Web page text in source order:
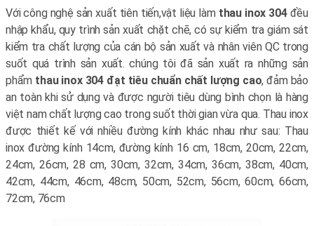
Với công nghệ sản xuất tiên tiến,vật liệu làm thau inox 304đều
nhập khẩu, quy trình sản xuất chặt chẽ, có sự kiểm tra giám sát
kiểm tra chất lượng của cán bộ sản xuất và nhân viên QC trong
suốt quá trình sản xuất. chúng tôi đã sản xuất ra những sản
phẩm thau inox 304 đạt tiêu chuẩn chất lượng cao, đảm bảo
an toàn khi sử dụng và được người tiêu dùng bình chọn là hàng
việt nam chất lượng cao trong suốt thời gian vừa qua. Thau inox
được thiết kế với nhiều đường kính khác nhau như sau: Thau
inox đường kính 14cm, đường kính 16 cm, 18cm, 20cm, 22cm,
24cm, 26cm, 28 cm, 30cm, 32cm, 34cm, 36cm, 38cm, 40cm,
42cm, 44cm, 46cm, 48cm, 50cm, 52cm, 56cm, 60cm, 66cm,
72cm, 76cm